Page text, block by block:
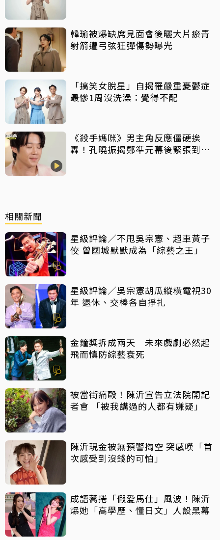
韓瑜被爆缺席見面會後曬大片瘀青
射箭遭弓弦狂彈傷勢曝光
「搞笑女脫星」自揭罹嚴重憂鬱症
最慘1周沒洗澡：覺得不配
《殺手媽咪》男主角反應僵硬挨
轟！孔曉振揭鄭準元幕後緊張到
相關新聞
星級評論／不甩吳宗憲、超車黃子
佼 曾國城默默成為「綜藝之王」
星級評論／吳宗憲胡瓜縱橫電視30
年 退休、交棒各自掙扎
金鐘獎拆成兩天 未來戲劇必然起
飛而慎防綜藝衰死
被當街痛毆！陳沂宣告立法院開記
者會 「被我講過的人都有嫌疑」
陳沂現金被無預警掏空 突感嘆「首
次感受到沒錢的可怕」
成語蕎捲「假愛馬仕」風波！陳沂
爆她「高學歷、懂日文」人設黑幕